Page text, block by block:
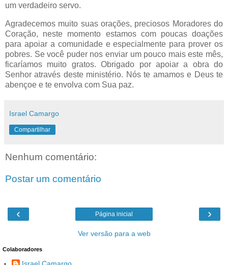
um verdadeiro servo.
Agradecemos muito suas orações, preciosos Moradores do
Coração, neste momento estamos com poucas doações
para apoiar a comunidade e especialmente para prover os
pobres. Se você puder nos enviar um pouco mais este mês,
ficaríamos muito gratos. Obrigado por apoiar a obra do
Senhor através deste ministério. Nós te amamos e Deus te
abençoe e te envolva com Sua paz.
Israel Camargo
Compartilhar
Nenhum comentário:
Postar um comentário
‹ ›
Página inicial
Ver versão para a web
Colaboradores